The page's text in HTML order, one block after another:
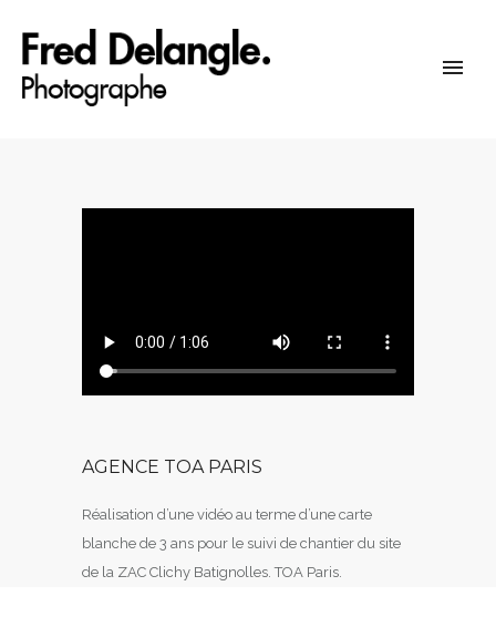
AGENCE TOA PARIS
Réalisation d’une vidéo au terme d’une carte
blanche de 3 ans pour le suivi de chantier du site
de la ZAC Clichy Batignolles. TOA Paris.